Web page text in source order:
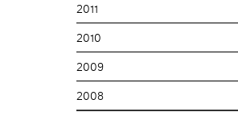
2011
2010
2009
2008